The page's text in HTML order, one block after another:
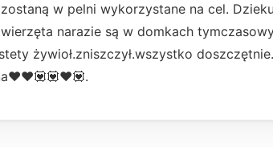
w pelni wykorzystane na cel.
narazie są w domkach
żywioł.zniszczył.wszystko